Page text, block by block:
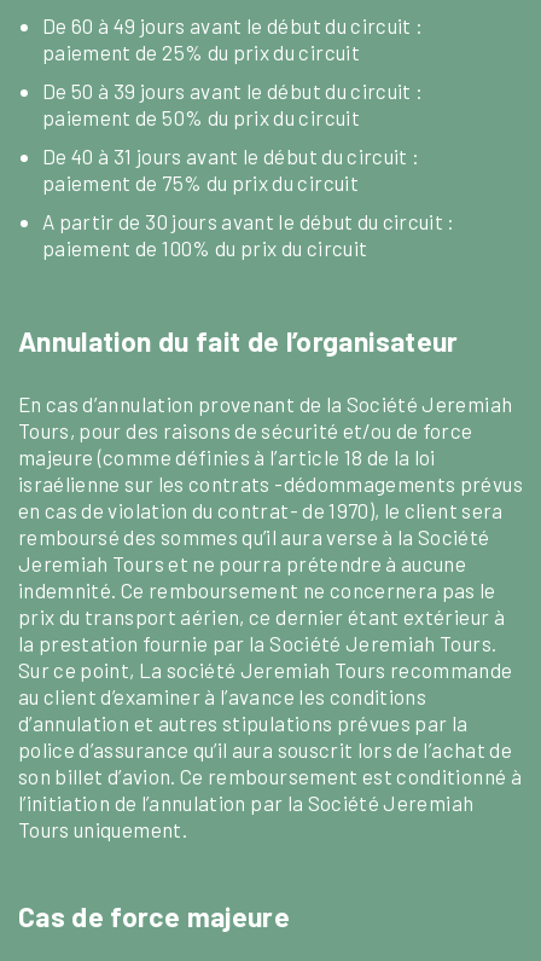
De 60 à 49 jours avant le début du circuit :
paiement de 25% du prix du circuit
De 50 à 39 jours avant le début du circuit :
paiement de 50% du prix du circuit
De 40 à 31 jours avant le début du circuit :
paiement de 75% du prix du circuit
A partir de 30 jours avant le début du circuit :
paiement de 100% du prix du circuit
Annulation du fait de l’organisateur
En cas d’annulation provenant de la Société Jeremiah
Tours, pour des raisons de sécurité et/ou de force
majeure (comme définies à l’article 18 de la loi
israélienne sur les contrats -dédommagements prévus
en cas de violation du contrat- de 1970), le client sera
remboursé des sommes qu’il aura verse à la Société
Jeremiah Tours et ne pourra prétendre à aucune
indemnité. Ce remboursement ne concernera pas le
prix du transport aérien, ce dernier étant extérieur à
la prestation fournie par la Société Jeremiah Tours.
Sur ce point, La société Jeremiah Tours recommande
au client d’examiner à l’avance les conditions
d’annulation et autres stipulations prévues par la
police d’assurance qu’il aura souscrit lors de l’achat de
son billet d’avion. Ce remboursement est conditionné à
l’initiation de l’annulation par la Société Jeremiah
Tours uniquement.
Cas de force majeure